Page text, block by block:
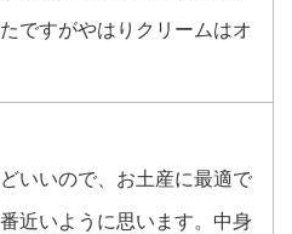
ですがやはりクリームはオ
いいので、お土産に最適で
近いように思います。中身